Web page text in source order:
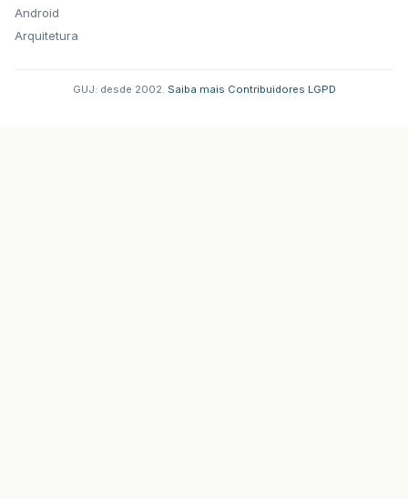
Android
Arquitetura
GUJ: desde 2002. Saiba mais Contribuidores LGPD